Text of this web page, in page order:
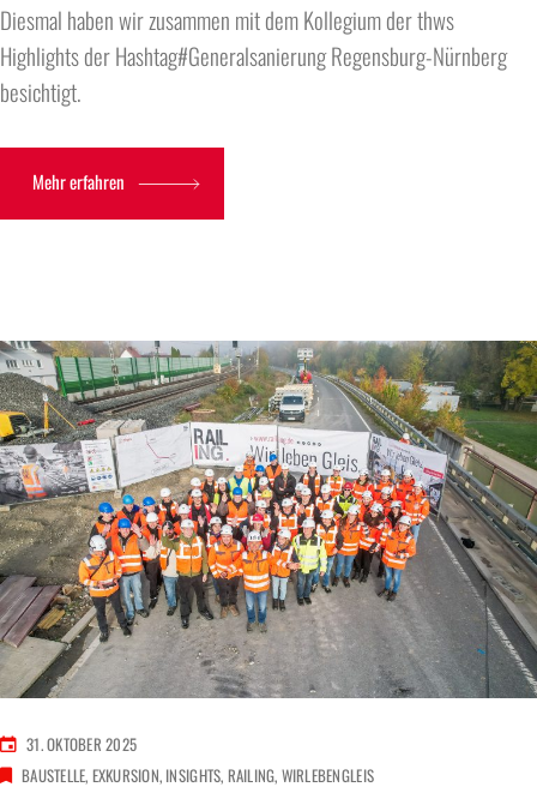
Diesmal haben wir zusammen mit dem Kollegium der thws
Highlights der Hashtag#Generalsanierung Regensburg-Nürnberg
besichtigt.
Mehr erfahren
31. OKTOBER 2025
BAUSTELLE EXKURSION INSIGHTS RAILING WIRLEBENGLEIS